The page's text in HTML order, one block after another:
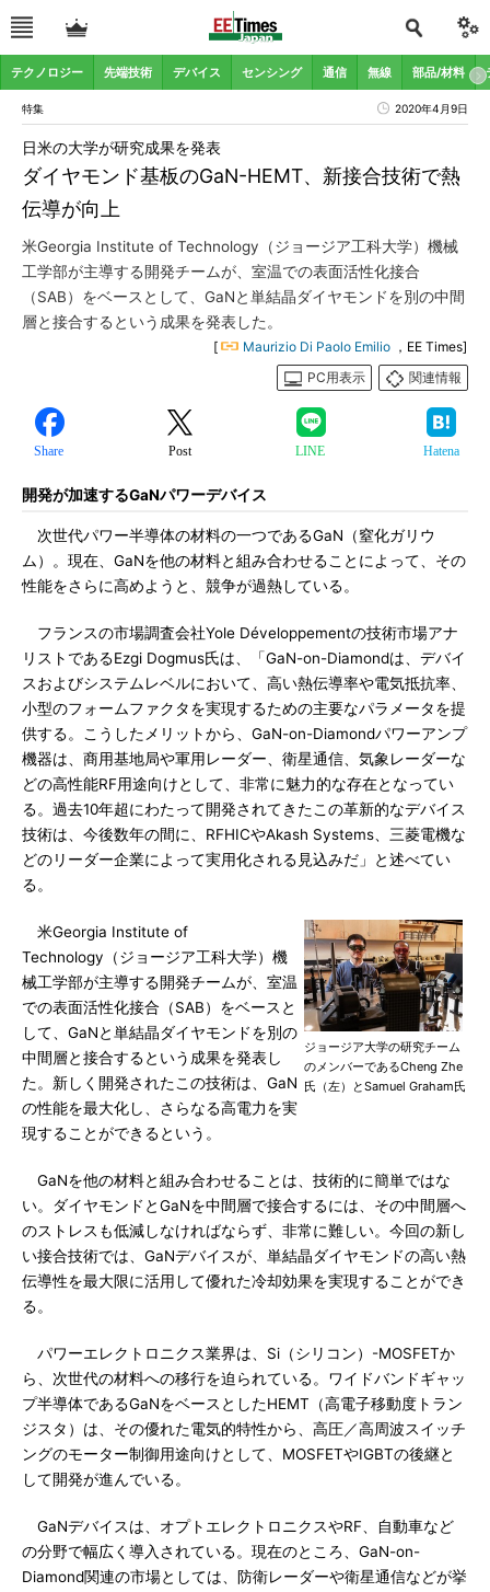
テクノロジー 先端技術 デバイス センシング 通信 無線 部品/材料
特集 2020年4月9日
ダイヤモンド基板のGaN-HEMT、新接合技術で熱
伝導が向上
日米の大学が研究成果を発表
米Georgia Institute of Technology（ジョージア工科大学）機械
工学部が主導する開発チームが、室温での表面活性化接合
（SAB）をベースとして、GaNと単結晶ダイヤモンドを別の中間
層と接合するという成果を発表した。
[ Maurizio Di Paolo Emilio ，EE Times]
PC用表示
関連情報
Share Post LINE Hatena
開発が加速するGaNパワーデバイス
次世代パワー半導体の材料の一つであるGaN（窒化ガリウ
ム）。現在、GaNを他の材料と組み合わせることによって、その
性能をさらに高めようと、競争が過熱している。
フランスの市場調査会社Yole Développementの技術市場アナ
リストであるEzgi Dogmus氏は、「GaN-on-Diamondは、デバイ
スおよびシステムレベルにおいて、高い熱伝導率や電気抵抗率、
小型のフォームファクタを実現するための主要なパラメータを提
供する。こうしたメリットから、GaN-on-Diamondパワーアンプ
機器は、商用基地局や軍用レーダー、衛星通信、気象レーダーな
どの高性能RF用途向けとして、非常に魅力的な存在となってい
る。過去10年超にわたって開発されてきたこの革新的なデバイス
技術は、今後数年の間に、RFHICやAkash Systems、三菱電機な
どのリーダー企業によって実用化される見込みだ」と述べてい
る。
ジョージア大学の研究チーム
のメンバーであるCheng Zhe
氏（左）とSamuel Graham氏
米Georgia Institute of
Technology（ジョージア工科大学）機
械工学部が主導する開発チームが、室温
での表面活性化接合（SAB）をベースと
して、GaNと単結晶ダイヤモンドを別の
中間層と接合するという成果を発表し
た。新しく開発されたこの技術は、GaN
の性能を最大化し、さらなる高電力を実
現することができるという。
GaNを他の材料と組み合わせることは、技術的に簡単ではな
い。ダイヤモンドとGaNを中間層で接合するには、その中間層へ
のストレスも低減しなければならず、非常に難しい。今回の新し
い接合技術では、GaNデバイスが、単結晶ダイヤモンドの高い熱
伝導性を最大限に活用して優れた冷却効果を実現することができ
る。
パワーエレクトロニクス業界は、Si（シリコン）-MOSFETか
ら、次世代の材料への移行を迫られている。ワイドバンドギャッ
プ半導体であるGaNをベースとしたHEMT（高電子移動度トラン
ジスタ）は、その優れた電気的特性から、高圧／高周波スイッチ
ングのモーター制御用途向けとして、MOSFETやIGBTの後継と
して開発が進んでいる。
GaNデバイスは、オプトエレクトロニクスやRF、自動車など
の分野で幅広く導入されている。現在のところ、GaN-on-
Diamond関連の市場としては、防衛レーダーや衛星通信などが挙